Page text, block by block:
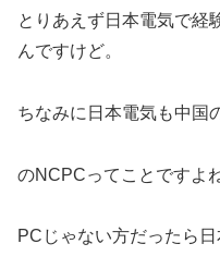
とりあえず日本電気で経
んですけど。
ちなみに日本電気も中国
のNCPCってことですよね
PCじゃない方だったら日